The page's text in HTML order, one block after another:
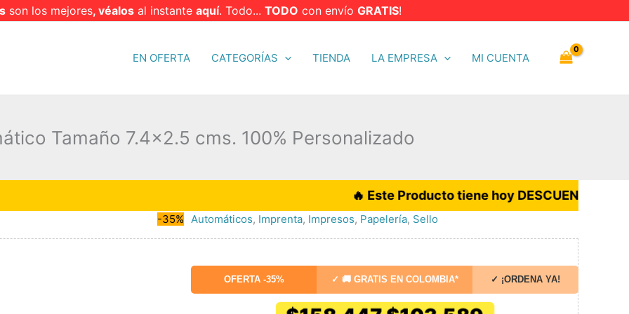
son los mejores, véalos al instante aquí. Todo... TODO con envío GRATIS!
EN OFERTA CATEGORÍAS TIENDA LA EMPRESA MI CUENTA
Tamaño 7.4×2.5 cms. 100% Personalizado
🔥 Este Producto tiene hoy DESCUENTO del 35%:
-35% Automáticos, Imprenta, Impresos, Papelería, Sello
OFERTA -35% ✓ 🚚 GRATIS EN COLOMBIA* ✓ ¡ORDENA YA!